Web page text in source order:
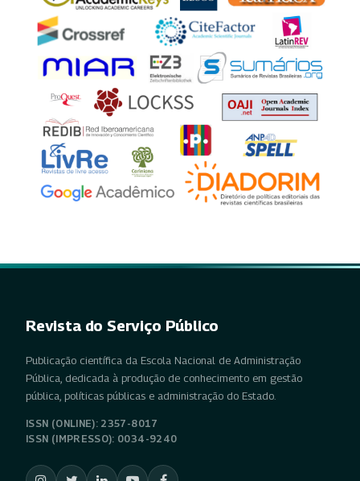
Revista do Serviço Público
Publicação científica da Escola Nacional de Administração
Pública, dedicada à produção de conhecimento em gestão
pública, políticas públicas e administração do Estado.
ISSN (ONLINE): 2357-8017
ISSN (IMPRESSO): 0034-9240